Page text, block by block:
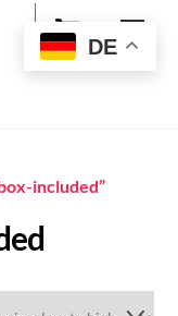
Cart
included”
DE